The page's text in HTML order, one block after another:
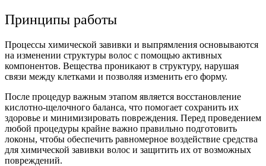
Принципы работы
Процессы химической завивки и выпрямления основываются
на изменении структуры волос с помощью активных
компонентов. Вещества проникают в структуру, нарушая
связи между клетками и позволяя изменить его форму.
После процедур важным этапом является восстановление
кислотно-щелочного баланса, что помогает сохранить их
здоровье и минимизировать повреждения. Перед проведением
любой процедуры крайне важно правильно подготовить
локоны, чтобы обеспечить равномерное воздействие средства
для химической завивки волос и защитить их от возможных
повреждений.